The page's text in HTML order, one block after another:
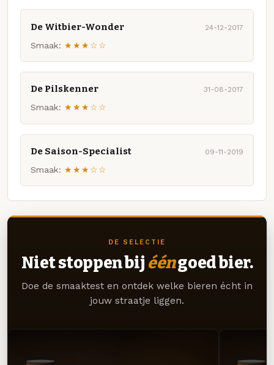
De Witbier-Wonder 24-12-2017
Smaak: ★★★☆☆
De Pilskenner 31-08-2017
Smaak: ★★★☆☆
De Saison-Specialist 09-11-2019
Smaak: ★★★☆☆
DE SELECTIE
Niet stoppen bij ééngoed bier.
Doe de smaaktest en ontdek welke bieren écht in
jouw straatje liggen.